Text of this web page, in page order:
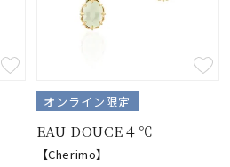
在庫ありのみ すべて表示
オンライン限定
EAU DOUCE４℃
【Cherimo】